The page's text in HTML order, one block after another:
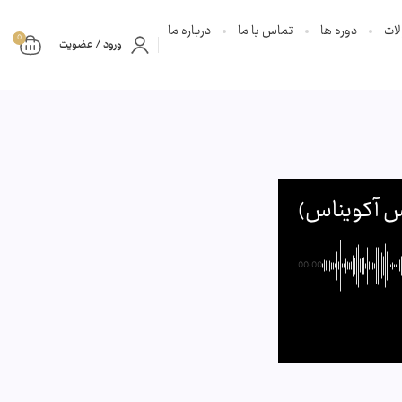
دوره ها تماس با ما درباره ما
ورود / عضویت 0
آکویناس)
00:00